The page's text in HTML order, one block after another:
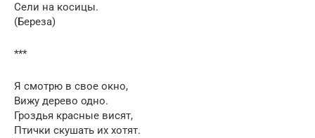
Сели на косицы.
(Береза)
***
Я смотрю в свое окно,
Вижу дерево одно.
Гроздья красные висят,
Птички скушать их хотят.